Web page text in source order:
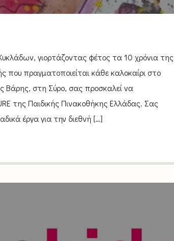
γιορτάζοντας φέτος τα 10 χρόνια της
που πραγματοποιείται κάθε καλοκαίρι στο
Βάρης, στη Σύρο, σας προσκαλεί να
της Παιδικής Πινακοθήκης Ελλάδας. Σας
έργα για την διεθνή […]